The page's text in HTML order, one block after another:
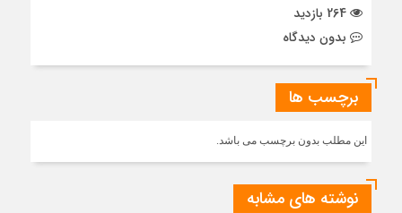
بدون دیدگاه
برچسب ها
این مطلب بدون برچسب می باشد.
نوشته های مشابه